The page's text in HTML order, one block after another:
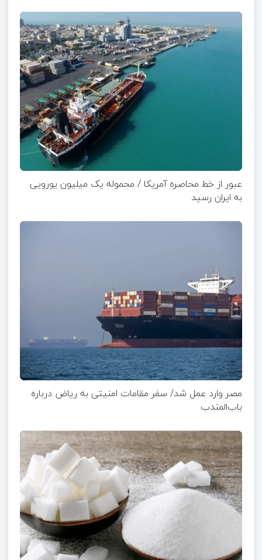
عبور از خط محاصره آمریکا / محموله یک میلیون یورویی
به ایران رسید
مصر وارد عمل شد/ سفر مقامات امنیتی به ریاض درباره
باب‌المندب